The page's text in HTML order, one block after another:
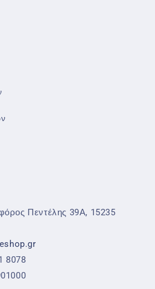
Πεντέλης 39Α, 15235
8078